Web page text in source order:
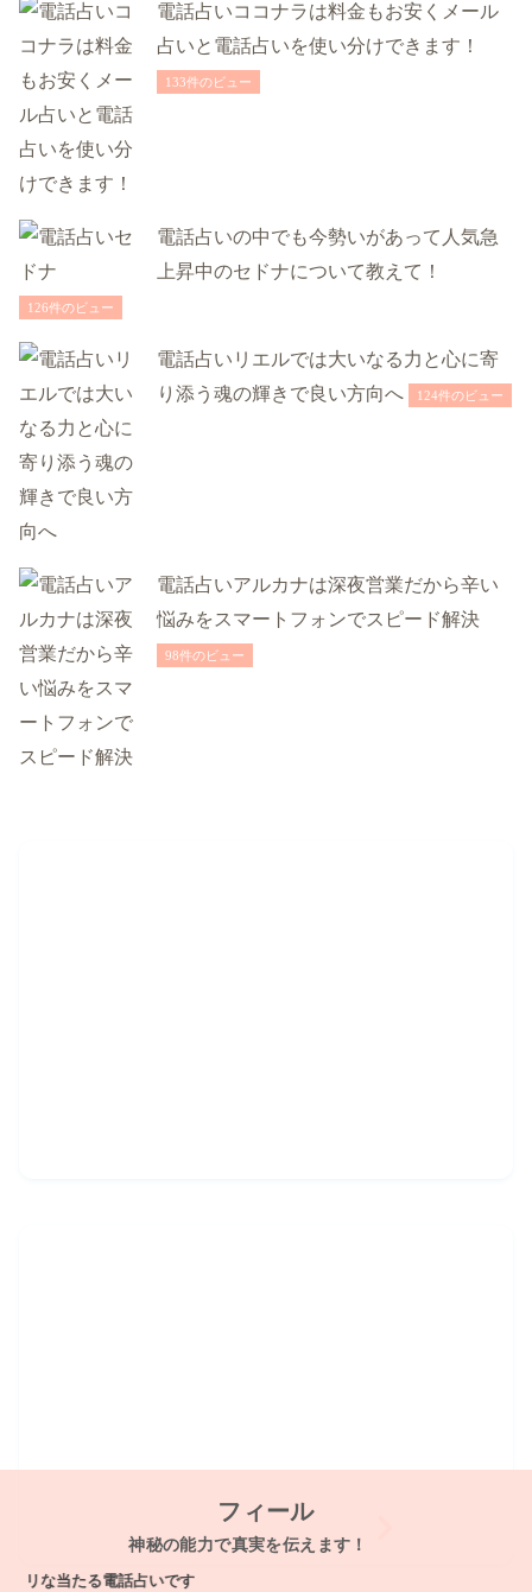
電話占いココナラは料金もお安くメール
占いと電話占いを使い分けできます！
133件のビュー
電話占いの中でも今勢いがあって人気急
上昇中のセドナについて教えて！
126件のビュー
電話占いリエルでは大いなる力と心に寄
り添う魂の輝きで良い方向へ
124件のビュー
電話占いアルカナは深夜営業だから辛い
悩みをスマートフォンでスピード解決
98件のビュー
フィール
神秘の能力で真実を伝えます！
当たる電話占いです